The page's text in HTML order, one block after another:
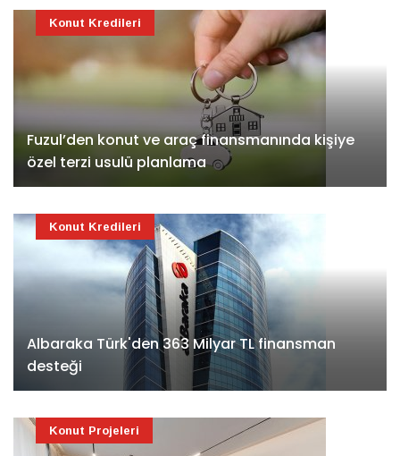
Fuzul’den konut ve araç finansmanında kişiye
özel terzi usulü planlama
Konut Kredileri
Albaraka Türk'den 363 Milyar TL finansman
desteği
Konut Kredileri
Konut Projeleri